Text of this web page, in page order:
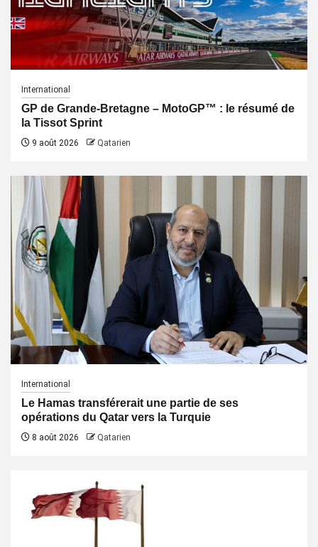
International
GP de Grande-Bretagne – MotoGP™ : le résumé de
la Tissot Sprint
9 août 2026 Qatarien
International
Le Hamas transférerait une partie de ses
opérations du Qatar vers la Turquie
8 août 2026 Qatarien